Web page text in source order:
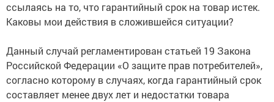
ссылаясь на то, что гарантийный срок на товар истек.
Каковы мои действия в сложившейся ситуации?
Данный случай регламентирован статьей 19 Закона
Российской Федерации «О защите прав потребителей»,
согласно которому в случаях, когда гарантийный срок
составляет менее двух лет и недостатки товара